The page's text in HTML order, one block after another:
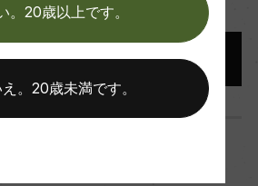
。20歳以上です。
。20歳未満です。